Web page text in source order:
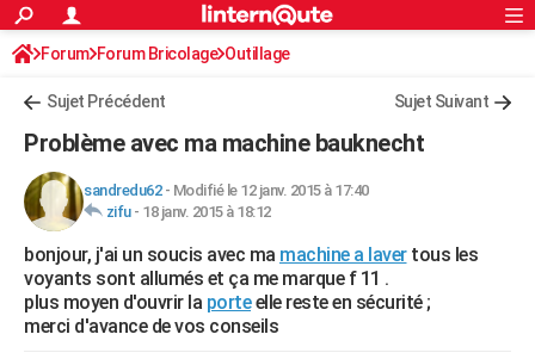
ACTUALITÉS
Politique
Société
Faits Divers
Education
Monde
Villes
+
FINANCE
Retraite
Impôts
Epargne
Immobilier
Risques naturels par ville
Banque
Assurance
Crédit
AUTO
Essais
Réserver un essai
Citadines
Berlines
SUV
Forum auto
+HIGH-TECH
Mobiles
Meilleur smartphone
Internet
Ordinateurs
Jeux vidéo
Guide high-tech
+BRICOLAGE
S'inscrire
Connexion
Forum Forum Bricolage Outillage
Sujet Précédent Sujet Suivant
Problème avec ma machine bauknecht
sandredu62- Modifié le 12 janv. 2015 à 17:40
zifu- 18 janv. 2015 à 18:12
bonjour, j'ai un soucis avec ma machine a lavertous les
voyants sont allumés et ça me marque f 11 .
plus moyen d'ouvrir la porteelle reste en sécurité ;
merci d'avance de vos conseils